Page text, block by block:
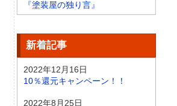
『塗装屋の独り言』
新着記事
2022年12月16日
10％還元キャンペーン！！
2022年8月25日